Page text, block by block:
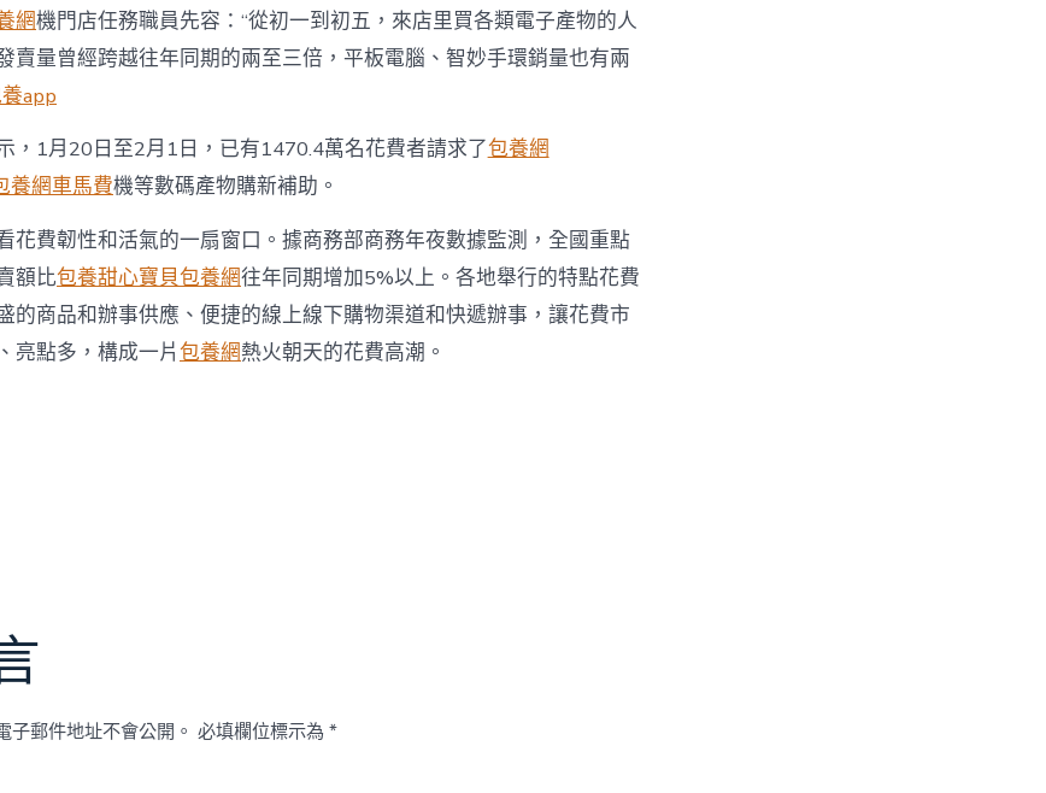
網機門店任務職員先容：“從初一到初五，來店里買各類電子產物的人
賣量曾經跨越往年同期的兩至三倍，平板電腦、智妙手環銷量也有兩
app
，1月20日至2月1日，已有1470.4萬名花費者請求了包養網
養網車馬費機等數碼產物購新補助。
花費韌性和活氣的一扇窗口。據商務部商務年夜數據監測，全國重點
額比包養甜心寶貝包養網往年同期增加5%以上。各地舉行的特點花費
的商品和辦事供應、便捷的線上線下購物渠道和快遞辦事，讓花費市
亮點多，構成一片包養網熱火朝天的花費高潮。
子郵件地址不會公開。 必填欄位標示為 *